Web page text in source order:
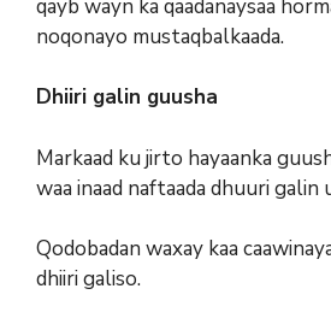
qayb wayn ka qaadanaysaa
noqonayo mustaqbalkaada.
Dhiiri galin guusha
Markaad ku jirto hayaanka
waa inaad naftaada dhuuri galin
Qodobadan waxay kaa
dhiiri galiso.